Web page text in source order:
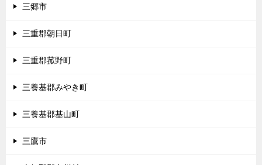
三郷市
三重郡朝日町
三重郡菰野町
三養基郡みやき町
三養基郡基山町
三鷹市